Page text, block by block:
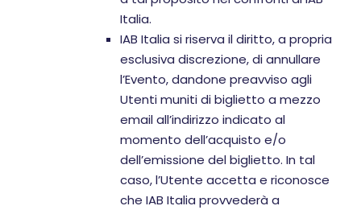
Italia.
IAB Italia si riserva il diritto, a propria
esclusiva discrezione, di annullare
l’Evento, dandone preavviso agli
Utenti muniti di biglietto a mezzo
email all’indirizzo indicato al
momento dell’acquisto e/o
dell’emissione del biglietto. In tal
caso, l’Utente accetta e riconosce
che IAB Italia provvederà a